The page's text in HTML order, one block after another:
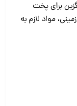
برای پخت
مواد لازم به